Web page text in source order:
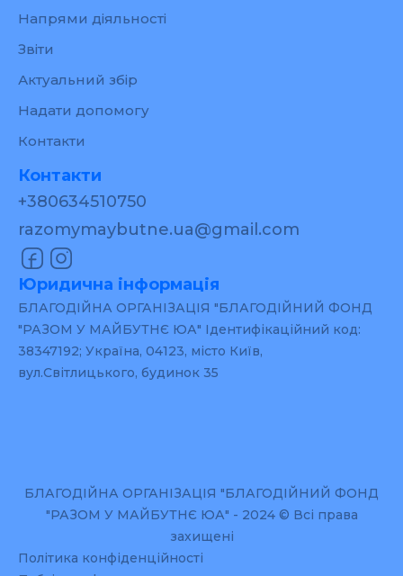
Напрями діяльності
Звіти
Актуальний збір
Надати допомогу
Контакти
Контакти
+380634510750
razomymaybutne.ua@gmail.com
Юридична інформація
БЛАГОДІЙНА ОРГАНІЗАЦІЯ "БЛАГОДІЙНИЙ ФОНД
"РАЗОМ У МАЙБУТНЄ ЮА" Ідентифікаційний код:
38347192; Україна, 04123, місто Київ,
вул.Світлицького, будинок 35
БЛАГОДІЙНА ОРГАНІЗАЦІЯ "БЛАГОДІЙНИЙ ФОНД
"РАЗОМ У МАЙБУТНЄ ЮА" - 2024 © Всі права
захищені
Політика конфіденційності